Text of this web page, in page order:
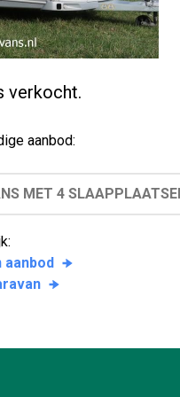
verkocht.
aanbod:
MET 4
aanbod